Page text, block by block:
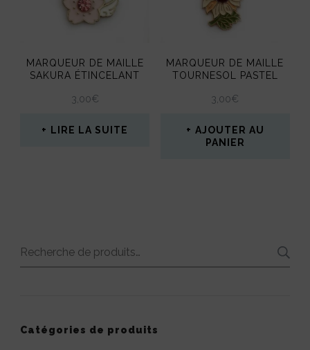
options
être
choisies
la
MARQUEUR DE MAILLE
SAKURA ÉTINCELANT
3,00€
LIRE LA SUITE
MARQUEUR DE MAILLE
TOURNESOL PASTEL
3,00€
AJOUTER AU
PANIER
Recherche
Catégories de produits